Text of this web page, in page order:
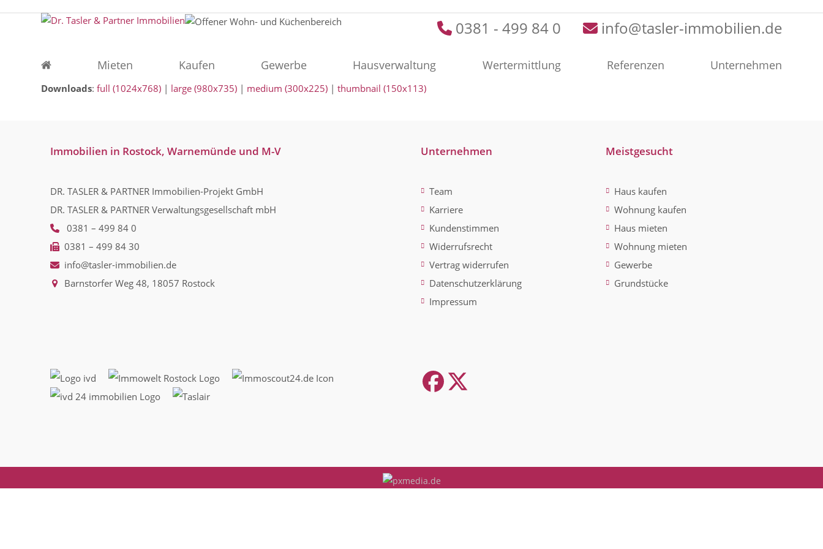
0381 - 499 84 0 info@tasler-immobilien.de
Mieten Kaufen Gewerbe Hausverwaltung Wertermittlung Referenzen Unternehmen
Downloads:full (1024x768) | large (980x735) | medium (300x225) |thumbnail (150x113)
Immobilien in Rostock, Warnemünde und M-V
DR. TASLER & PARTNER Immobilien-Projekt GmbH
DR. TASLER & PARTNER Verwaltungsgesellschaft mbH
0381 – 499 84 0
0381 – 499 84 30
info@tasler-immobilien.de
Barnstorfer Weg 48, 18057 Rostock
Unternehmen
Team
Karriere
Kundenstimmen
Widerrufsrecht
Vertrag widerrufen
Datenschutzerklärung
Impressum
Meistgesucht
Haus kaufen
Wohnung kaufen
Haus mieten
Wohnung mieten
Gewerbe
Grundstücke
Facebook
Twitter